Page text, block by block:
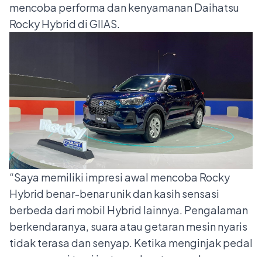
mencoba performa dan kenyamanan Daihatsu
Rocky Hybrid di GIIAS.
“Saya memiliki impresi awal mencoba Rocky
Hybrid benar-benar unik dan kasih sensasi
berbeda dari mobil Hybrid lainnya. Pengalaman
berkendaranya, suara atau getaran mesin nyaris
tidak terasa dan senyap. Ketika menginjak pedal